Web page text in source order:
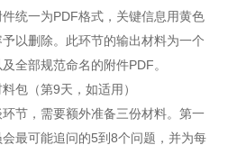
统一为PDF格式，关键信息用黄色
以删除。此环节的输出材料为一个
全部规范命名的附件PDF。
包（第9天，如适用）
节，需要额外准备三份材料。第一
最可能追问的5到8个问题，并为每